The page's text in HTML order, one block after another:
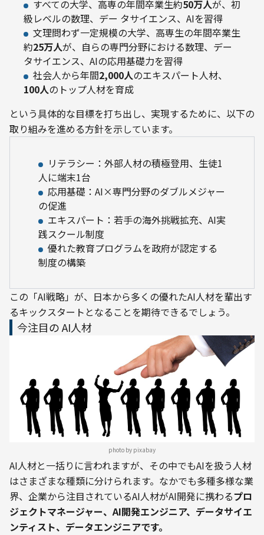
すべての大学、高専の年間卒業生約50万人が、初
級レベルの数理、デー タサイエンス、AIを習得
文理問わず一定規模の大学、高専生の年間卒業生
約25万人が、自らの専門分野における数理、デー
タサイエンス、AIの応用基礎力を習得
社会人から年間2,000人のエキスパート人材、
100人のトップ人材を育成
という具体的な目標を打ち出し、実現するために、以下の
取り組みを進める方針を示しています。
リテラシー：外部人材の積極登用、生徒1
人に端末1台
応用基礎：AI×専門分野のダブルメジャー
の促進
エキスパート：若手の海外挑戦拡充、AI実
践スクール制度
優れた教育プログラムを政府が認定する
制度の構築
この「AI戦略」が、日本から多くの優れたAI人材を輩出す
るキックスタートとなることを期待できるでしょう。
今注目の AI人材
photo by pixabay
AI人材と一括りに言われますが、その中でもAIを扱う人材
はさまざまな種類に分けられます。なかでも多種多様な業
界、企業から注目されているAI人材がAI開発に携わるプロ
ジェクトマネージャー、AI開発エンジニア、データサイエ
ンティスト、データエンジニアです。